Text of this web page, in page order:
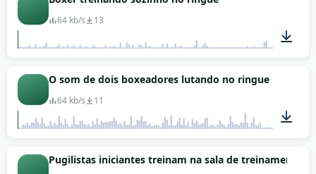
64 kb/s 13
00:54
O som de dois boxeadores lutando no ringue
64 kb/s 11
00:43
Pugilistas iniciantes treinam na sala de treinamento